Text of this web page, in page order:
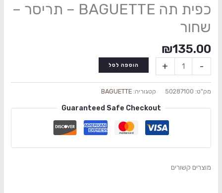
כפית תה BAGUETTE – תריסר –
שחור
₪135.00
-
+ הוספה לסל
מק"ט: 50287100 קטגוריה: BAGUETTE
Guaranteed Safe Checkout
מוצרים קשורים